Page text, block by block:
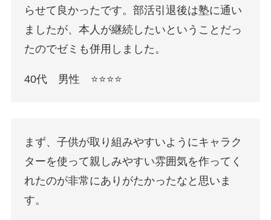
らせて良かったです。部活引退後は塾に通い
ましたが、本人が継続したいということだっ
たのでゼミも併用しました。
40代 男性 ⭐️⭐️⭐️⭐️
まず、子供が取り組みやすいようにキャラク
ターを使って親しみやすい雰囲気を作ってく
れたのが非常にありがたかったなと思いま
す。